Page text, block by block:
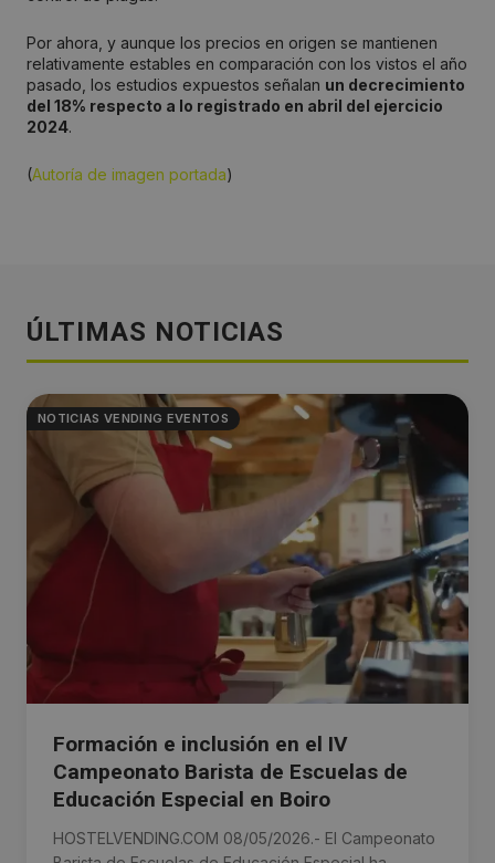
Por ahora, y aunque los precios en origen se mantienen
relativamente estables en comparación con los vistos el año
pasado, los estudios expuestos señalan un decrecimiento
del 18% respecto a lo registrado en abril del ejercicio
2024.
(Autoría de imagen portada)
ÚLTIMAS NOTICIAS
NOTICIAS VENDING EVENTOS
Formación e inclusión en el IV
Campeonato Barista de Escuelas de
Educación Especial en Boiro
HOSTELVENDING.COM 08/05/2026.- El Campeonato